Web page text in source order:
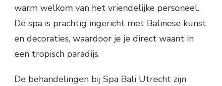
warm welkom van het vriendelijke personeel.
De spa is prachtig ingericht met Balinese kunst
en decoraties, waardoor je je direct waant in
een tropisch paradijs.
De behandelingen bij Spa Bali Utrecht zijn